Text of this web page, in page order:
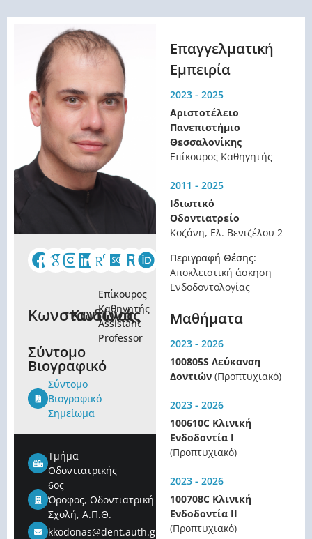
Κωνσταντίνος
Κωδωνάς
Επίκουρος
Καθηγητής
Assistant
Professor
Σύντομο
Βιογραφικό
Σύντομο
Βιογραφικό
Σημείωμα
Τμήμα
Οδοντιατρικής
6ος
Όροφος, Οδοντιατρική
Σχολή, Α.Π.Θ.
kkodonas@dent.auth.gr
Επαγγελματική
Εμπειρία
2023 - 2025
Αριστοτέλειο
Πανεπιστήμιο
Θεσσαλονίκης
Επίκουρος Καθηγητής
2011 - 2025
Ιδιωτικό
Οδοντιατρείο
Κοζάνη, Ελ. Βενιζέλου 2
Περιγραφή Θέσης:
Αποκλειστική άσκηση
Ενδοδοντολογίας
Μαθήματα
2023 - 2026
100805S Λεύκανση
Δοντιών (Προπτυχιακό)
2023 - 2026
100610C Κλινική
Ενδοδοντία Ι
(Προπτυχιακό)
2023 - 2026
100708C Κλινική
Ενδοδοντία ΙΙ
(Προπτυχιακό)